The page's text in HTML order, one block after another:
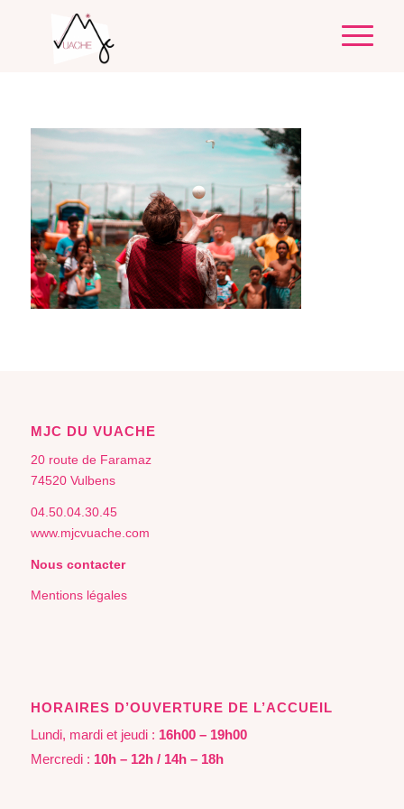
MJC DU VUACHE
20 route de Faramaz
74520 Vulbens
04.50.04.30.45
www.mjcvuache.com
Nous contacter
Mentions légales
HORAIRES D’OUVERTURE DE L’ACCUEIL
Lundi, mardi et jeudi : 16h00 – 19h00
Mercredi : 10h – 12h / 14h – 18h